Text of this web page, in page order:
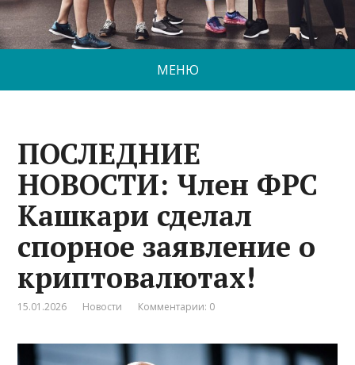
МЕНЮ
ПОСЛЕДНИЕ
НОВОСТИ: Член ФРС
Кашкари сделал
спорное заявление о
криптовалютах!
15.01.2026 Новости Комментарии: 0